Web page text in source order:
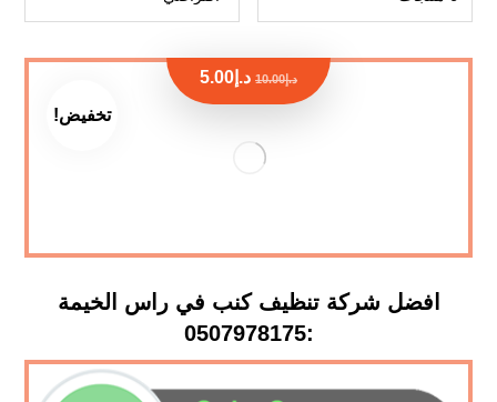
تخفيض!
افضل شركة تنظيف كنب في راس الخيمة
:0507978175
د.إ10.00 د.إ 5.00